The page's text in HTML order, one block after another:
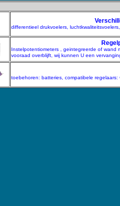
differentieel drukvoelers,
Instelpotentiometers , geintegreerde of wand
vooraad overblijft, wij kunnen U een
toebehoren: batteries, compatibele regelaars: